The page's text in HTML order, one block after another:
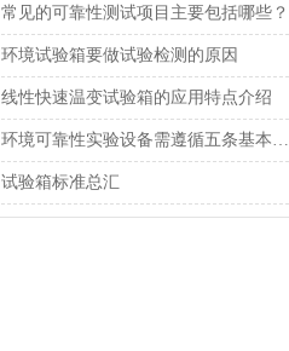
常见的可靠性测试项目主要包括哪些？
环境试验箱要做试验检测的原因
线性快速温变试验箱的应用特点介绍
环境可靠性实验设备需遵循五条基本原则
试验箱标准总汇